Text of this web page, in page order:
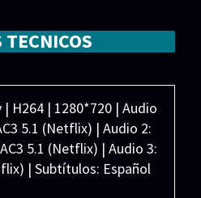
Şahinler, Gökçe Eyüboğlu,
Distribuidora: Netflix
TECNICOS
H264 | 1280*720 | Audio
5.1 (Netflix) | Audio 2:
AC3 5.1 (Netflix) | Audio 3:
| Subtítulos: Español